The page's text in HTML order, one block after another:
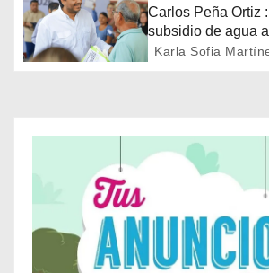
d
e
n
Carlos Peña Ortiz
subsidio de agua
colonia La Cañada
Karla Sofia